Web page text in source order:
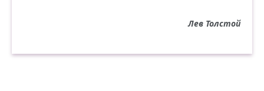
Лев Толстой